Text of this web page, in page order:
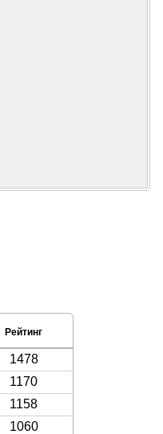
Рейтинг
1478
1170
1158
1060